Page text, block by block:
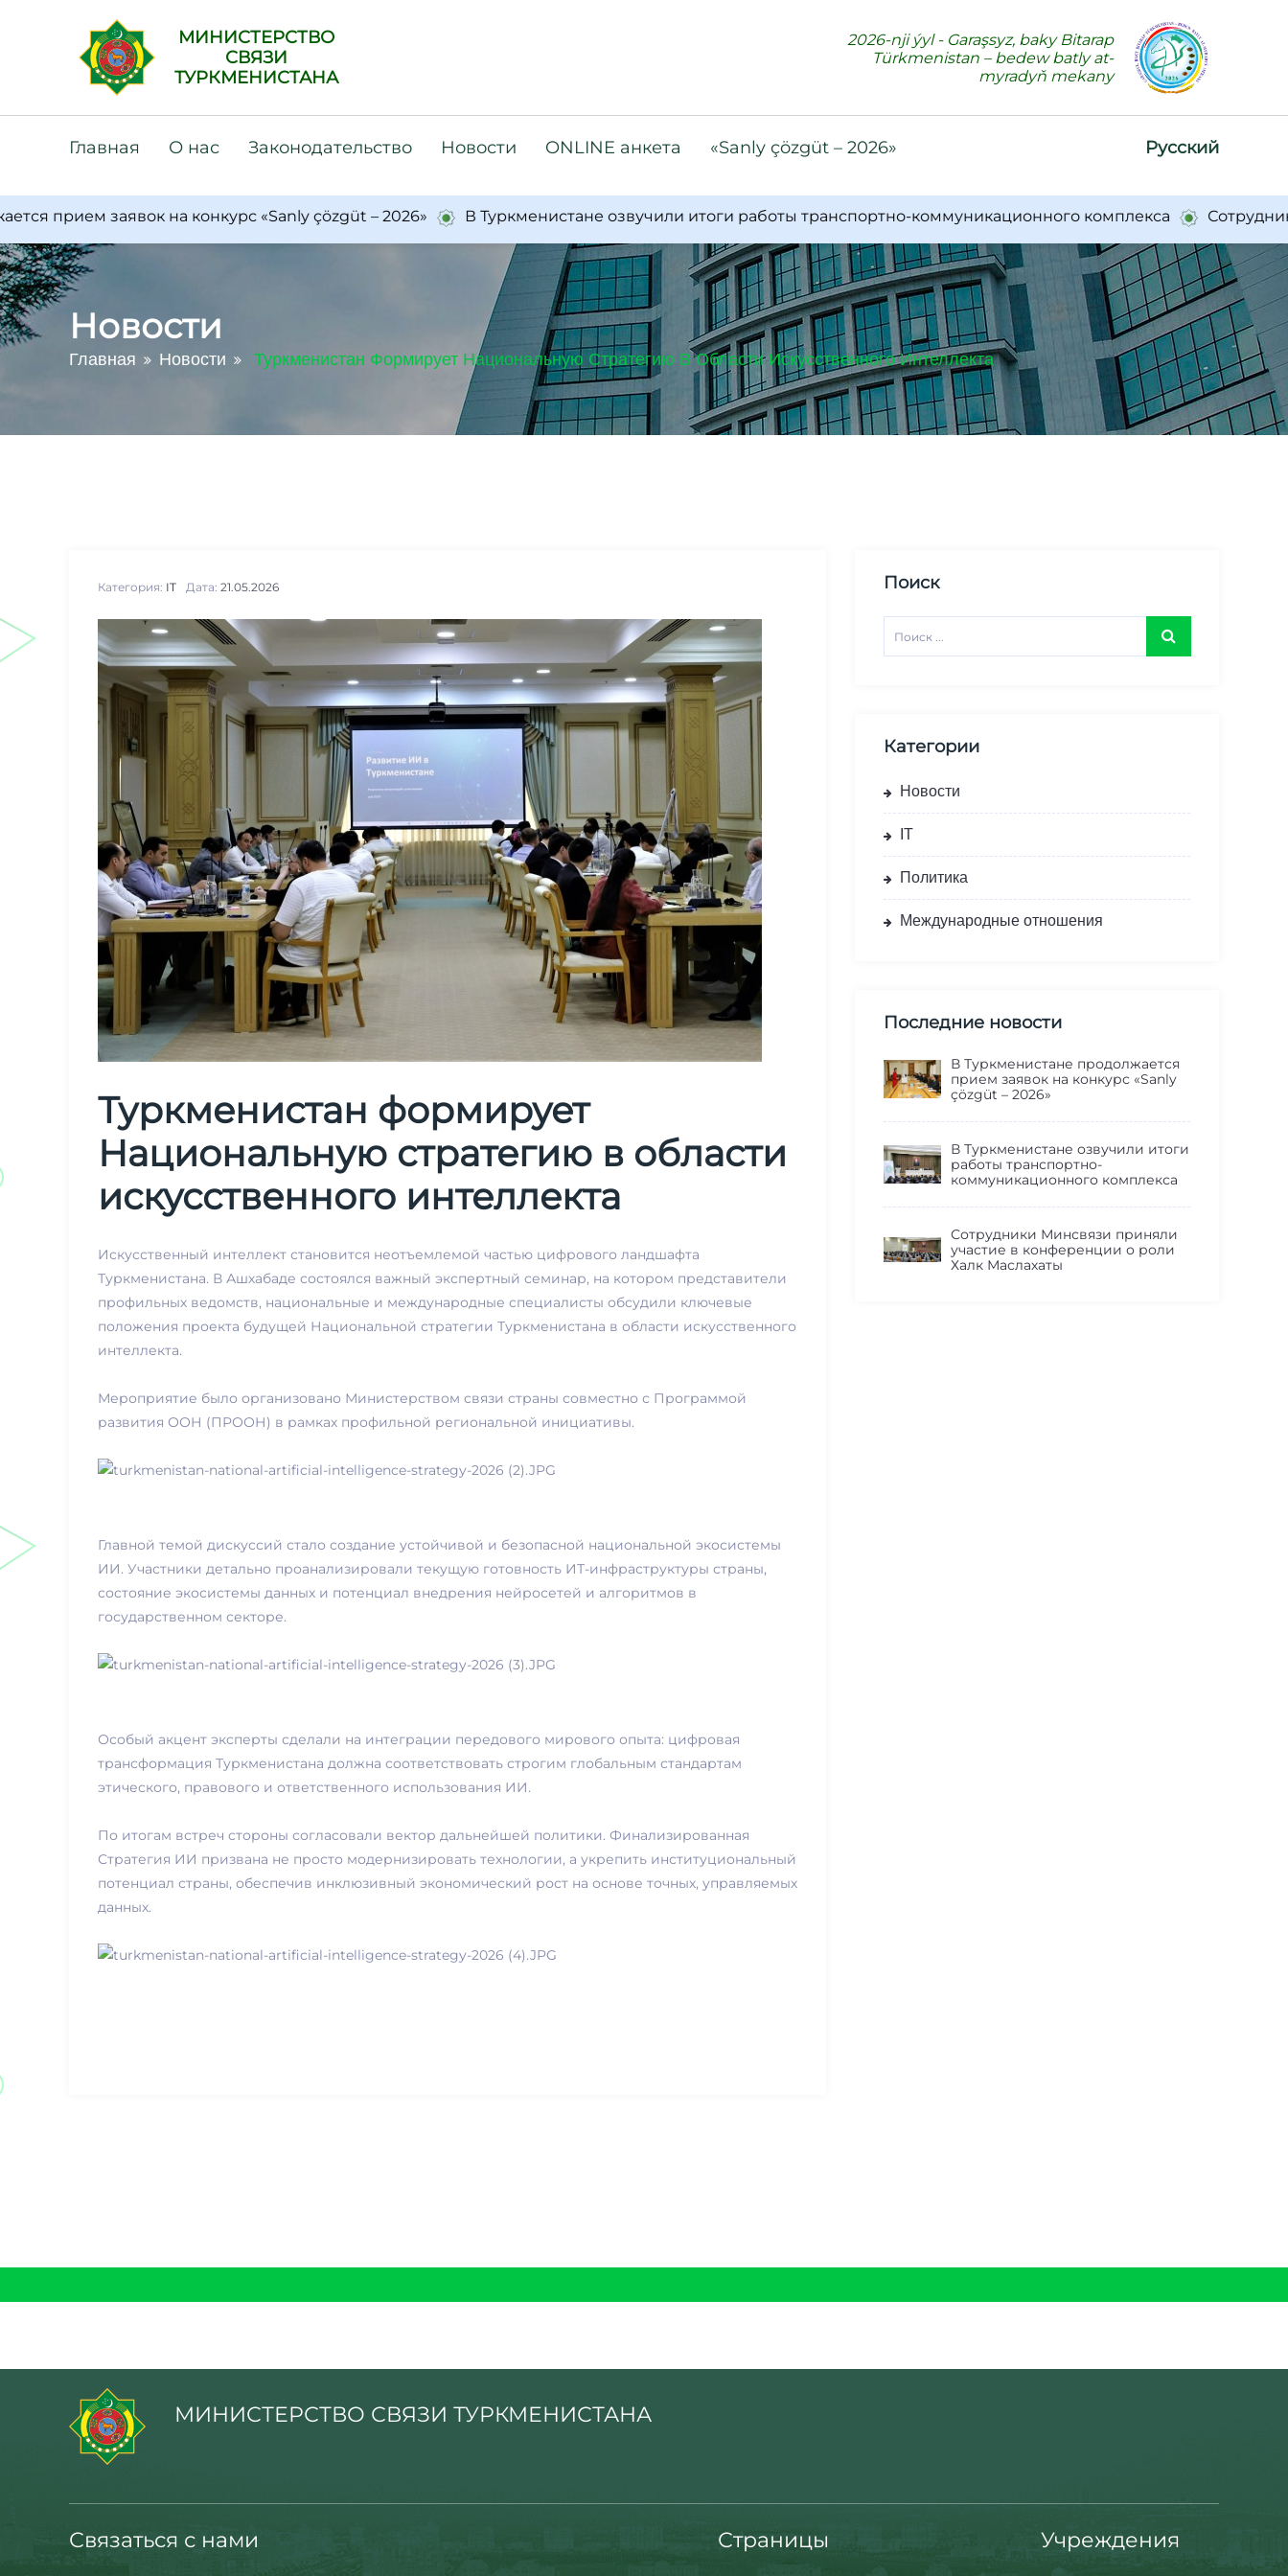
МИНИСТЕРСТВО
СВЯЗИ
ТУРКМЕНИСТАНА
2026-nji ýyl - Garaşsyz, baky Bitarap
Türkmenistan – bedew batly at-
myradyň mekany
Главная О нас Законодательство Новости ONLINE анкета «Sanly çözgüt – 2026» Русский
заявок на конкурс «Sanly çözgüt – 2026» В Туркменистане озвучили итоги работы транспортно-коммуникационного комплекса Сотрудники
Новости
Главная Новости Туркменистан Формирует Национальную Стратегию В Области Искусственного Интеллекта
Категория: IT Дата: 21.05.2026
Туркменистан формирует
Национальную стратегию в области
искусственного интеллекта
Искусственный интеллект становится неотъемлемой частью цифрового ландшафта
Туркменистана. В Ашхабаде состоялся важный экспертный семинар, на котором представители
профильных ведомств, национальные и международные специалисты обсудили ключевые
положения проекта будущей Национальной стратегии Туркменистана в области искусственного
интеллекта.
Мероприятие было организовано Министерством связи страны совместно с Программой
развития ООН (ПРООН) в рамках профильной региональной инициативы.
Главной темой дискуссий стало создание устойчивой и безопасной национальной экосистемы
ИИ. Участники детально проанализировали текущую готовность ИТ-инфраструктуры страны,
состояние экосистемы данных и потенциал внедрения нейросетей и алгоритмов в
государственном секторе.
Особый акцент эксперты сделали на интеграции передового мирового опыта: цифровая
трансформация Туркменистана должна соответствовать строгим глобальным стандартам
этического, правового и ответственного использования ИИ.
По итогам встреч стороны согласовали вектор дальнейшей политики. Финализированная
Стратегия ИИ призвана не просто модернизировать технологии, а укрепить институциональный
потенциал страны, обеспечив инклюзивный экономический рост на основе точных, управляемых
данных.
Поиск
Категории
Новости
IT
Политика
Международные отношения
Последние новости
В Туркменистане продолжается
прием заявок на конкурс «Sanly
çözgüt – 2026»
В Туркменистане озвучили итоги
работы транспортно-
коммуникационного комплекса
Сотрудники Минсвязи приняли
участие в конференции о роли
Халк Маслахаты
МИНИСТЕРСТВО СВЯЗИ ТУРКМЕНИСТАНА
Связаться с нами Страницы Учреждения